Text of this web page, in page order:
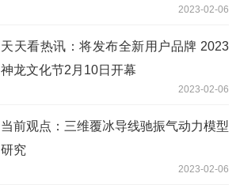
2023-02-06
天天看热讯：将发布全新用户品牌 2023
神龙文化节2月10日开幕
2023-02-06
当前观点：三维覆冰导线驰振气动力模型
研究
2023-02-06